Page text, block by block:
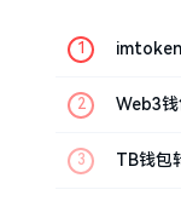
Web3
TB钱包